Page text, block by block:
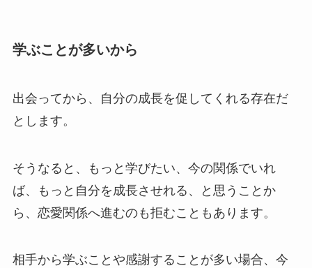
学ぶことが多いから
出会ってから、自分の成長を促してくれる存在だ
とします。
そうなると、もっと学びたい、今の関係でいれ
ば、もっと自分を成長させれる、と思うことか
ら、恋愛関係へ進むのも拒むこともあります。
相手から学ぶことや感謝することが多い場合、今